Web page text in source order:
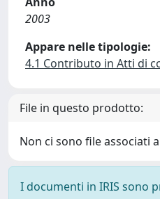
2003
Appare nelle tipologie:
4.1 Contributo in Atti di
File in questo prodotto:
Non ci sono file associati
I documenti in IRIS sono